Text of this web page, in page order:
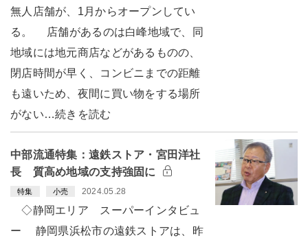
無人店舗が、1月からオープンしてい
る。 店舗があるのは白峰地域で、同
地域には地元商店などがあるものの、
閉店時間が早く、コンビニまでの距離
も遠いため、夜間に買い物をする場所
がない…続きを読む
中部流通特集：遠鉄ストア・宮田洋社
長 質高め地域の支持強固に
特集 小売 2024.05.28
◇静岡エリア スーパーインタビュ
ー 静岡県浜松市の遠鉄ストアは、昨